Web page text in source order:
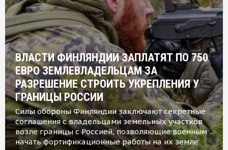
ВЛАСТИ ФИНЛЯНДИИ ЗАПЛАТЯТ ПО 750
ЕВРО ЗЕМЛЕВЛАДЕЛЬЦАМ ЗА
РАЗРЕШЕНИЕ СТРОИТЬ УКРЕПЛЕНИЯ У
ГРАНИЦЫ РОССИИ
Силы обороны Финляндии заключают секретные
соглашения с владельцами земельных участков
возле границы с Россией, позволяющие военным
начать фортификационные работы на их земле